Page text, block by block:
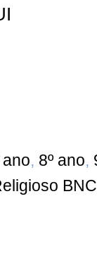
ano, 8º ano,